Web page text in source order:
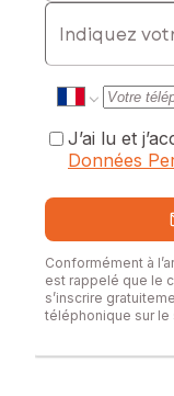
E-mail
J’ai lu et
Données
Conformément à
est rappelé que le
s’inscrire
téléphonique sur le